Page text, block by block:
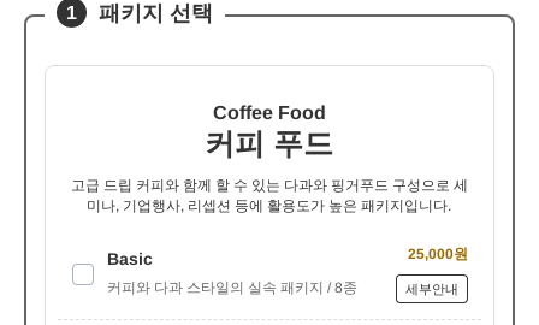
1 패키지 선택
Coffee Food
커피 푸드
고급 드립 커피와 함께 할 수 있는 다과와 핑거푸드 구성으로 세
미나, 기업행사, 리셉션 등에 활용도가 높은 패키지입니다.
Basic
커피와 다과 스타일의 실속 패키지 / 8종
25,000원
세부안내